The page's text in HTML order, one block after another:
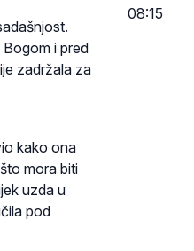
i pred
zadržala za
kako ona
mora biti
uzda u
pod
08:15